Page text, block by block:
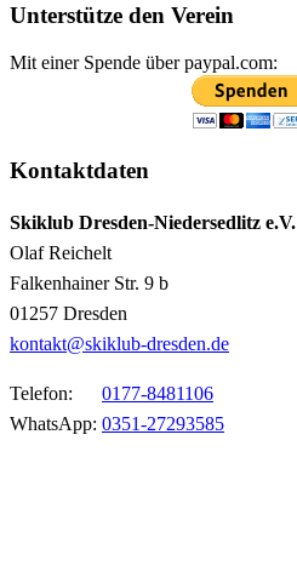
Unterstütze den Verein
Mit einer Spende über paypal.com:
Kontaktdaten
Skiklub Dresden-Niedersedlitz e.V.
Olaf Reichelt
Falkenhainer Str. 9 b
01257 Dresden
kontakt@skiklub-dresden.de
Telefon: 0177-8481106
WhatsApp: 0351-27293585